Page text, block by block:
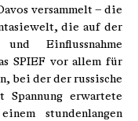
versammelt – die
die auf der
Einflussnahme
SPIEF vor allem für
bei der der russische
erwartete
stundenlangen